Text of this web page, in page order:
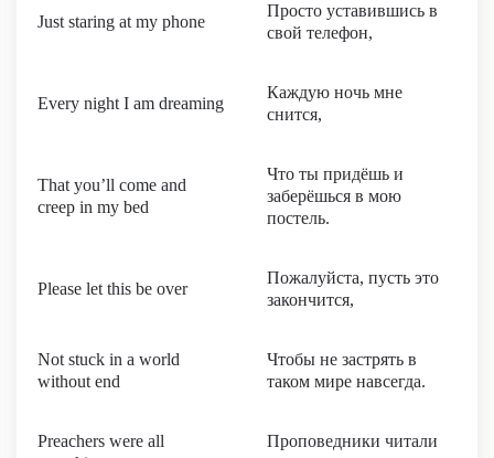
Just staring at my phone
Просто уставившись в
свой телефон,
Every night I am dreaming
Каждую ночь мне
снится,
That you’ll come and
creep in my bed
Что ты придёшь и
заберёшься в мою
постель.
Please let this be over
Пожалуйста, пусть это
закончится,
Not stuck in a world
without end
Чтобы не застрять в
таком мире навсегда.
Preachers were all
Проповедники читали